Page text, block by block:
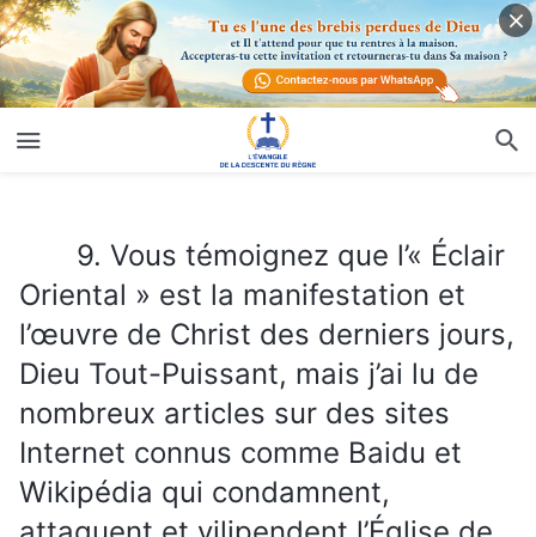
9. Vous témoignez que l’« Éclair
Oriental » est la manifestation et
l’œuvre de Christ des derniers jours,
Dieu Tout-Puissant, mais j’ai lu de
nombreux articles sur des sites
Internet connus comme Baidu et
Wikipédia qui condamnent,